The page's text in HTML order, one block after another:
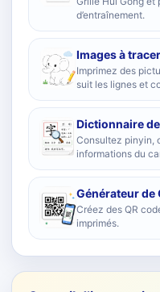
d’entraînement.
Images à tracer
Imprimez des
suit les lignes et
Dictionnaire
Consultez pinyin,
informations du
Générateur de
Créez des QR
imprimés.